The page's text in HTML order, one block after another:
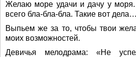
Желаю море удачи и дачу у моря.
всего бла-бла-бла. Такие вот дела…
Выпьем же за то, чтобы твои
моих возможностей.
Девичья мелодрама: «Не